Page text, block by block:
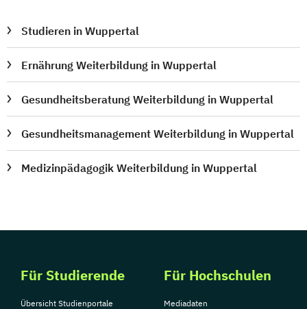
Studieren in Wuppertal
Ernährung Weiterbildung in Wuppertal
Gesundheitsberatung Weiterbildung in Wuppertal
Gesundheitsmanagement Weiterbildung in Wuppertal
Medizinpädagogik Weiterbildung in Wuppertal
Für Studierende
Übersicht Studienportale
Für Hochschulen
Mediadaten